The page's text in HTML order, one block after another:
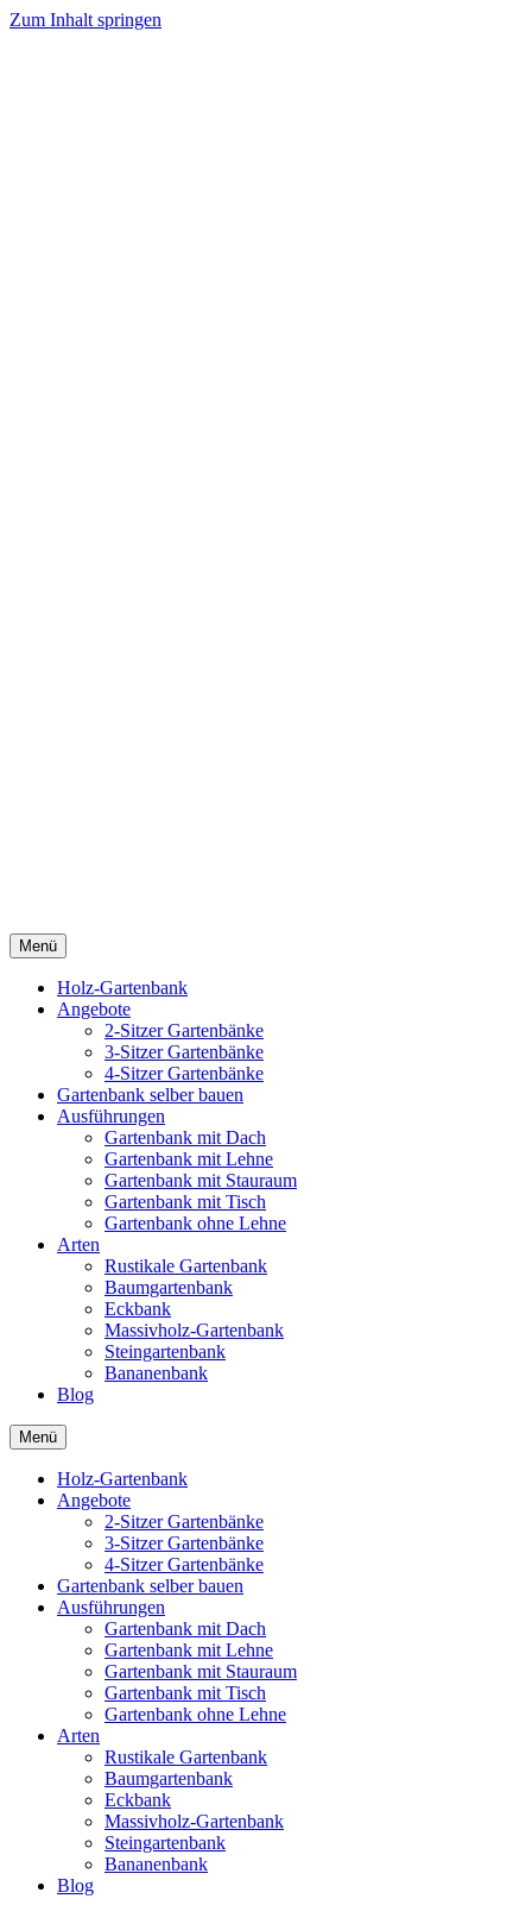
Zum Inhalt springen
Menü
Holz-Gartenbank
Angebote
2-Sitzer Gartenbänke
3-Sitzer Gartenbänke
4-Sitzer Gartenbänke
Gartenbank selber bauen
Ausführungen
Gartenbank mit Dach
Gartenbank mit Lehne
Gartenbank mit Stauraum
Gartenbank mit Tisch
Gartenbank ohne Lehne
Arten
Rustikale Gartenbank
Baumgartenbank
Eckbank
Massivholz-Gartenbank
Steingartenbank
Bananenbank
Blog
Menü
Holz-Gartenbank
Angebote
2-Sitzer Gartenbänke
3-Sitzer Gartenbänke
4-Sitzer Gartenbänke
Gartenbank selber bauen
Ausführungen
Gartenbank mit Dach
Gartenbank mit Lehne
Gartenbank mit Stauraum
Gartenbank mit Tisch
Gartenbank ohne Lehne
Arten
Rustikale Gartenbank
Baumgartenbank
Eckbank
Massivholz-Gartenbank
Steingartenbank
Bananenbank
Blog